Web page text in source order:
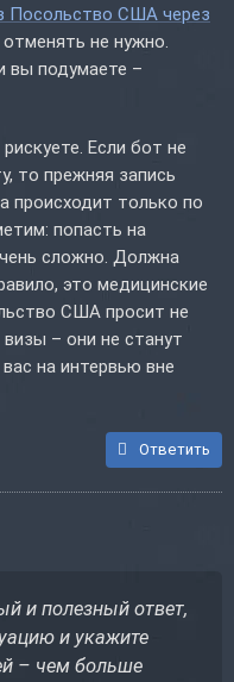
Посольство США через
не нужно.
вы подумаете –
Если бот не
то прежняя запись
происходит только по
попасть на
сложно. Должна
это медицинские
США просит не
– они не станут
на интервью вне
Ответить
и полезный ответ,
и укажите
– чем больше